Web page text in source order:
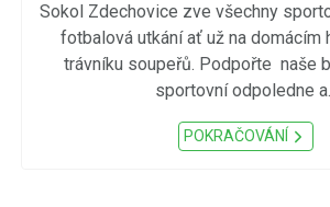
Sokol Zdechovice zve všechny
fotbalová utkání ať už na domácím
trávníku soupeřů. Podpořte naše
sportovní odpoledne
POKRAČOVÁNÍ